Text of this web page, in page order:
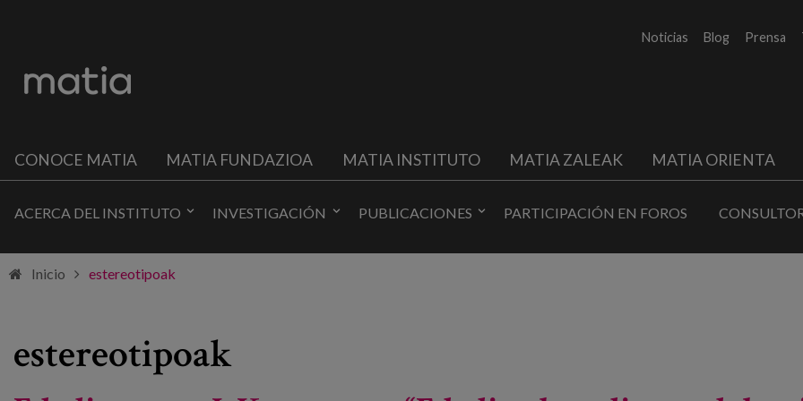
Noticias Blog Prensa
CONOCE MATIA MATIA FUNDAZIOA MATIA INSTITUTO MATIA ZALEAK MATIA ORIENTA
ACERCA DEL INSTITUTO INVESTIGACIÓN PUBLICACIONES PARTICIPACIÓN EN FOROS
Inicio estereotipoak
estereotipoak